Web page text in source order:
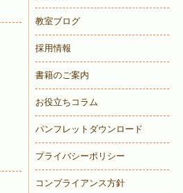
教室ブログ
採用情報
書籍のご案内
お役立ちコラム
パンフレットダウンロード
プライバシーポリシー
コンプライアンス方針